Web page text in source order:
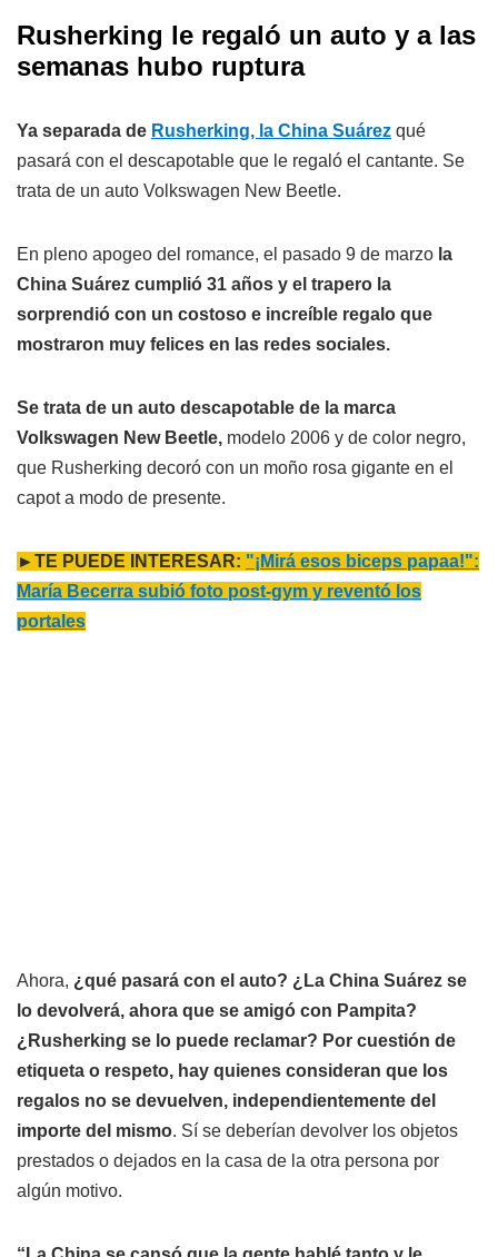
Rusherking le regaló un auto y a las
semanas hubo ruptura
Ya separada de Rusherking, la China Suárez qué
pasará con el descapotable que le regaló el cantante. Se
trata de un auto Volkswagen New Beetle.
En pleno apogeo del romance, el pasado 9 de marzo la
China Suárez cumplió 31 años y el trapero la
sorprendió con un costoso e increíble regalo que
mostraron muy felices en las redes sociales.
Se trata de un auto descapotable de la marca
Volkswagen New Beetle, modelo 2006 y de color negro,
que Rusherking decoró con un moño rosa gigante en el
capot a modo de presente.
►TE PUEDE INTERESAR: "¡Mirá esos biceps papaa!":
María Becerra subió foto post-gym y reventó los
portales
Ahora, ¿qué pasará con el auto? ¿La China Suárez se
lo devolverá, ahora que se amigó con Pampita?
¿Rusherking se lo puede reclamar? Por cuestión de
etiqueta o respeto, hay quienes consideran que los
regalos no se devuelven, independientemente del
importe del mismo. Sí se deberían devolver los objetos
prestados o dejados en la casa de la otra persona por
algún motivo.